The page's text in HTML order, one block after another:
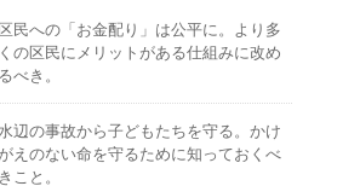
区民への「お金配り」は公平に。より多
くの区民にメリットがある仕組みに改め
るべき。
辺の事故から子どもたちを守る。かけ
がえのない命を守るために知っておくべ
きこと。